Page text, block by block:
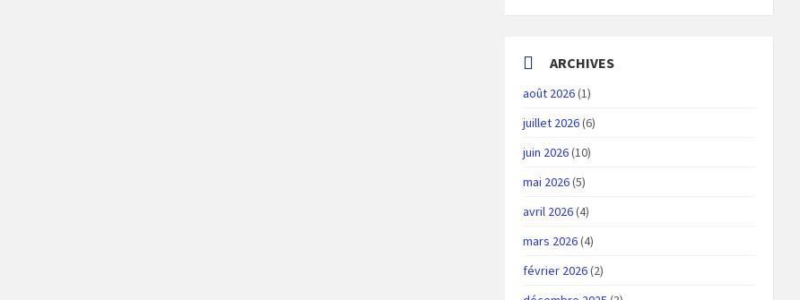
ARCHIVES
août 2026(1)
juillet 2026(6)
juin 2026(10)
mai 2026(5)
avril 2026(4)
mars 2026(4)
février 2026(2)